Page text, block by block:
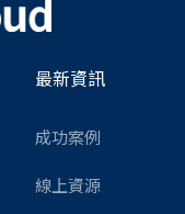
最新資訊
成功案例
線上資源